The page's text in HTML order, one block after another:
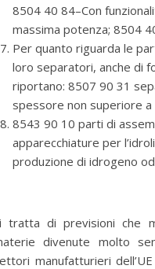
8504 40 84–Con
massima potenza; 8504
Per quanto riguarda le
loro separatori, anche di
riportano: 8507 90 31
spessore non superiore
8543 90 10 parti di
apparecchiature per
produzione di idrogeno
tratta di previsioni che
divenute molto
manufatturieri